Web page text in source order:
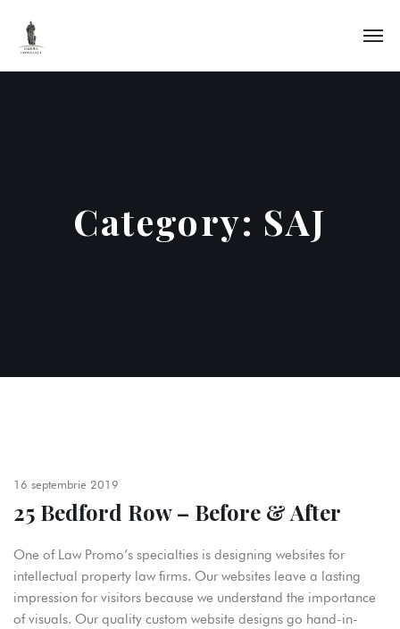
Category: SAJ
16 septembrie 2019
25 Bedford Row – Before & After
One of Law Promo’s specialties is designing websites for
intellectual property law firms. Our websites leave a lasting
impression for visitors because we understand the importance
of visuals. Our quality custom website designs go hand-in-